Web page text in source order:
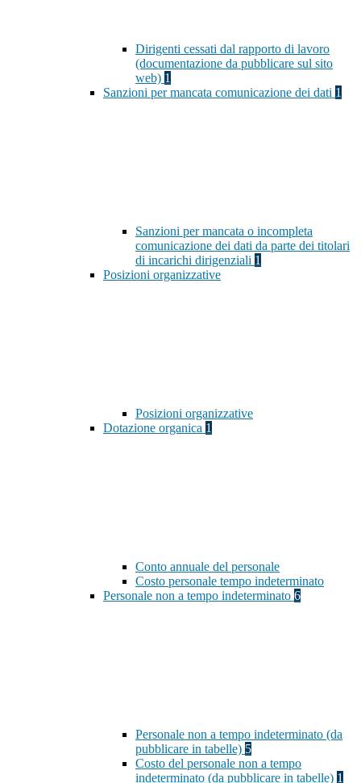
Dirigenti cessati dal rapporto di lavoro
(documentazione da pubblicare sul sito
web) 1
Sanzioni per mancata comunicazione dei dati 1
Sanzioni per mancata o incompleta
comunicazione dei dati da parte dei titolari
di incarichi dirigenziali 1
Posizioni organizzative
Posizioni organizzative
Dotazione organica 1
Conto annuale del personale
Costo personale tempo indeterminato
Personale non a tempo indeterminato 6
Personale non a tempo indeterminato (da
pubblicare in tabelle) 5
Costo del personale non a tempo
indeterminato (da pubblicare in tabelle) 1